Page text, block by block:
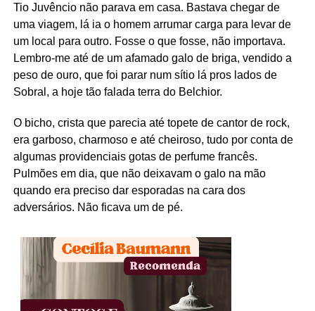
Tio Juvêncio não parava em casa. Bastava chegar de
uma viagem, lá ia o homem arrumar carga para levar de
um local para outro. Fosse o que fosse, não importava.
Lembro-me até de um afamado galo de briga, vendido a
peso de ouro, que foi parar num sítio lá pros lados de
Sobral, a hoje tão falada terra do Belchior.
O bicho, crista que parecia até topete de cantor de rock,
era garboso, charmoso e até cheiroso, tudo por conta de
algumas providenciais gotas de perfume francês.
Pulmões em dia, que não deixavam o galo na mão
quando era preciso dar esporadas na cara dos
adversários. Não ficava um de pé.